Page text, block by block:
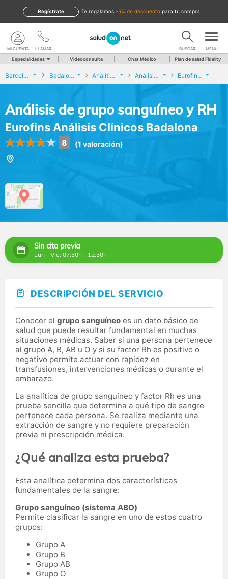
te regalamos -5% de descuento para tu compra
Regístrate
LLAMAR
MI CUENTA BUSCAR MENU
Especialidades Videoconsulta Chat Médico Plan de salud Fidelity
Barcelona Badalona Analíticas y Genética Análisis de grupo sanguíneo y RH Eurofins Análisis Clínicos Badalona
Análisis de grupo sanguíneo y RH
Eurofins Análisis Clínicos Badalona
8 (1 valoración)
Avenida Martí i Pujol, 271, Badalona
Sin cita previa
Lun - Vie: 07:30h - 12:30h
DESCRIPCIÓN DEL SERVICIO
Conocer el grupo sanguíneo es un dato básico de
salud que puede resultar fundamental en muchas
situaciones médicas. Saber si una persona pertenece
al grupo A, B, AB u O y si su factor Rh es positivo o
negativo permite actuar con rapidez en
transfusiones, intervenciones médicas o durante el
embarazo.
La analítica de grupo sanguíneo y factor Rh es una
prueba sencilla que determina a qué tipo de sangre
pertenece cada persona. Se realiza mediante una
extracción de sangre y no requiere preparación
previa ni prescripción médica.
¿Qué analiza esta prueba?
Esta analítica determina dos características
fundamentales de la sangre:
Grupo sanguíneo (sistema ABO)
Permite clasificar la sangre en uno de estos cuatro
grupos:
Grupo A
Grupo B
Grupo AB
Grupo O